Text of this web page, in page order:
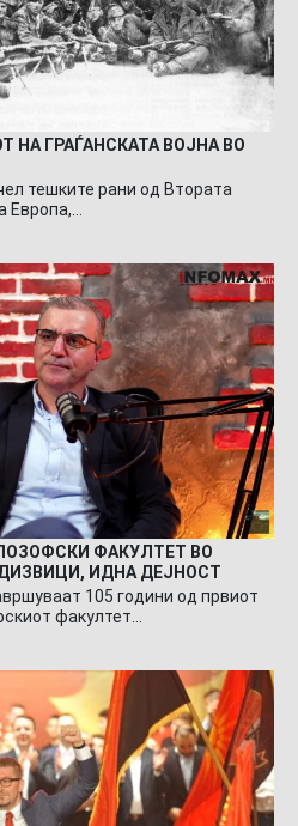
НА ГРАЃАНСКАТА ВОЈНА ВО
тешките рани од Втората
Европа,…
ФАКУЛТЕТ ВО
ИДНА ДЕЈНОСТ
105 години од првиот
факултет…